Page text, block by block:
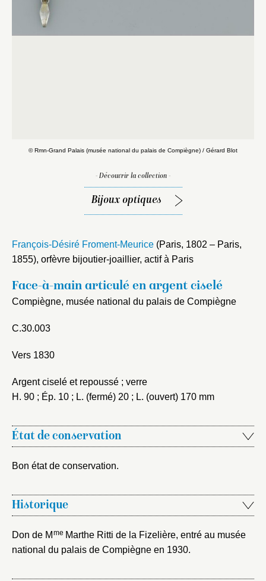
© Rmn-Grand Palais (musée national du palais de Compiègne) / Gérard Blot
- Découvrir la collection -
Bijoux optiques
François-Désiré Froment-Meurice (Paris, 1802 – Paris,
1855), orfèvre bijoutier-joaillier, actif à Paris
Face-à-main articulé en argent ciselé
Compiègne, musée national du palais de Compiègne
C.30.003
Vers 1830
Argent ciselé et repoussé ; verre
H. 90 ; Ép. 10 ; L. (fermé) 20 ; L. (ouvert) 170 mm
État de conservation
Bon état de conservation.
Historique
Don de M me Marthe Ritti de la Fizelière, entré au musée
national du palais de Compiègne en 1930.
Choix du dossier où ajouter la
notice
Fermer
Connexion